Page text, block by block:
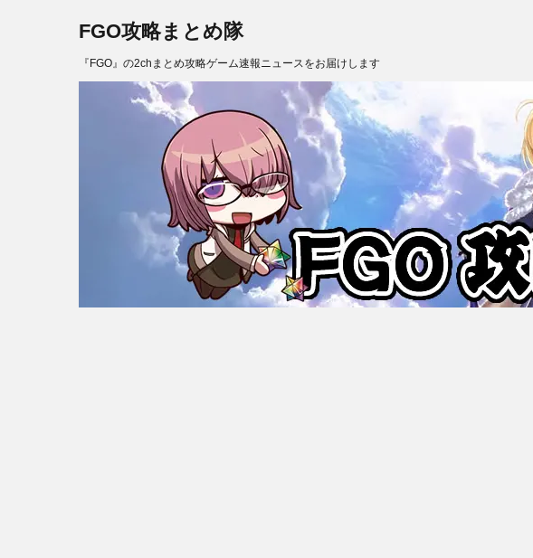
FGO攻略まとめ隊
『FGO』の2chまとめ攻略ゲーム速報ニュースをお届けします